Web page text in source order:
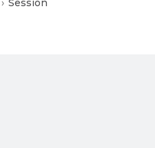
Session